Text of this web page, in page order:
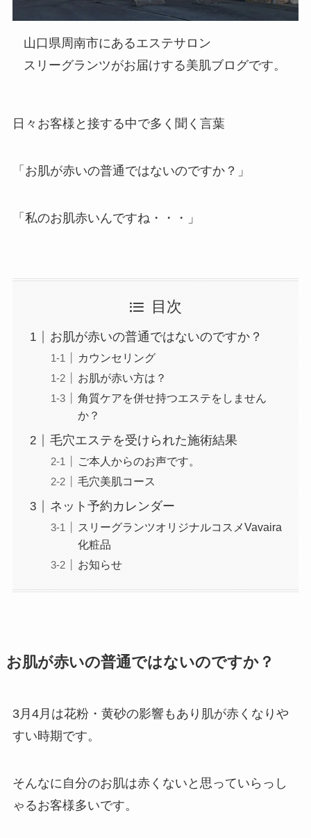
山口県周南市にあるエステサロン
スリーグランツがお届けする美肌ブログです。
日々お客様と接する中で多く聞く言葉
「お肌が赤いの普通ではないのですか？」
「私のお肌赤いんですね・・・」
目次
お肌が赤いの普通ではないのですか？
カウンセリング
お肌が赤い方は？
角質ケアを併せ持つエステをしません
か？
毛穴エステを受けられた施術結果
ご本人からのお声です。
毛穴美肌コース
ネット予約カレンダー
スリーグランツオリジナルコスメVavaira
化粧品
お知らせ
お肌が赤いの普通ではないのですか？
3月4月は花粉・黄砂の影響もあり肌が赤くなりや
すい時期です。
そんなに自分のお肌は赤くないと思っていらっし
ゃるお客様多いです。